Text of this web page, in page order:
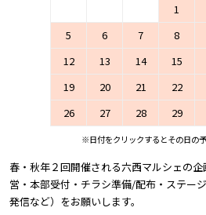
1
5
6 7 8
12
13 14 15
19
20 21 22
26
27 28 29
※日付をクリックするとその日の
春・秋年２回開催される六西マルシェの
営・本部受付・チラシ準備/配布・ステー
発信など）をお願いします。